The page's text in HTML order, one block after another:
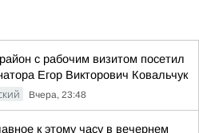
с рабочим визитом посетил
Егор Викторович Ковальчук
Вчера, 23:48
к этому часу в вечернем